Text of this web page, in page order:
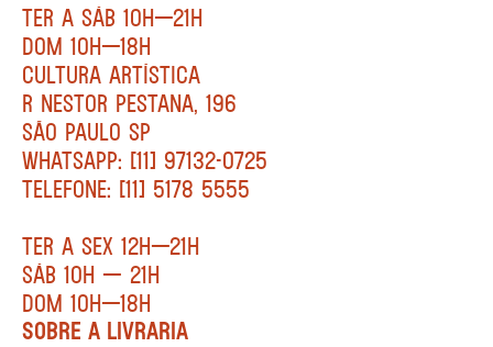
TER A SÁB 10H—21H
DOM 10H—18H
CULTURA ARTÍSTICA
R NESTOR PESTANA, 196
SÃO PAULO SP
WHATSAPP: [11] 97132-0725
TELEFONE: [11] 5178 5555
TER A SEX 12H—21H
SÁB 10H — 21H
DOM 10H—18H
SOBRE A LIVRARIA